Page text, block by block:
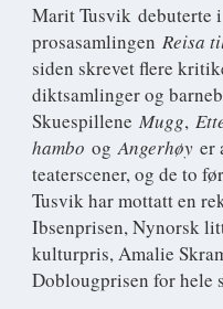
Marit Tusvik debuterte
prosasamlingen Reisa
siden skrevet flere
diktsamlinger og
Skuespillene Mugg,
hambo ogAngerhøy er
teaterscener, og de to
Tusvik har mottatt en
Ibsenprisen, Nynorsk
kulturpris, Amalie
Doblougprisen for hele